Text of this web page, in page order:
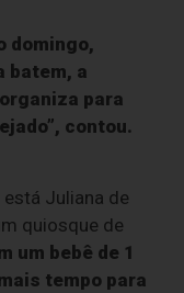
domingo,
batem, a
para
contou.
Juliana de
quiosque de
um bebê de 1
tempo para